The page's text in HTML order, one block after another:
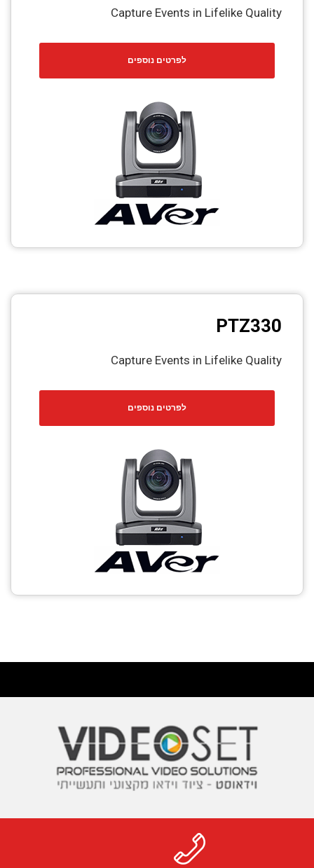
Capture Events in Lifelike Quality
לפרטים נוספים
PTZ330
Capture Events in Lifelike Quality
לפרטים נוספים